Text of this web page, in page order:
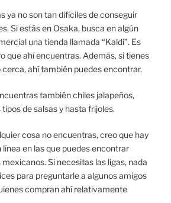
ya no son tan difíciles de conseguir
Si estás en Osaka, busca en algún
una tienda llamada “Kaldi”. Es
que ahí encuentras. Además, si tienes
cerca, ahí también puedes encontrar.
también chiles jalapeños,
de salsas y hasta frijoles.
cosa no encuentras, creo que hay
línea en las que puedes encontrar
Si necesitas las ligas, nada
para preguntarle a algunos amigos
compran ahí relativamente